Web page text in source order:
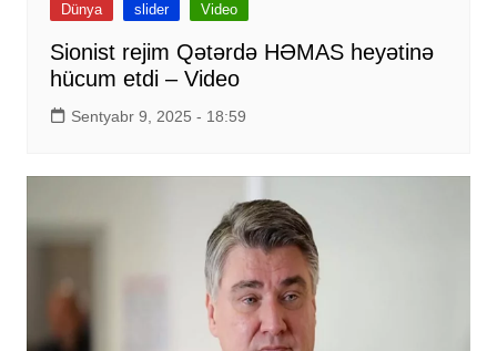
Dünya slider Video
Sionist rejim Qətərdə HƏMAS heyətinə
hücum etdi – Video
Sentyabr 9, 2025 - 18:59